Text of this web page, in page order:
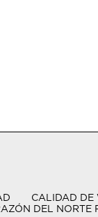
CALIDAD DE
DEL NORTE